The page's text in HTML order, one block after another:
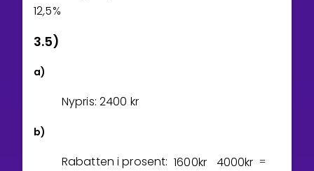
12,5%
3.5)
a)
Nypris: 2400 kr
b)
Rabatten i prosent: 1600kr 4000kr =